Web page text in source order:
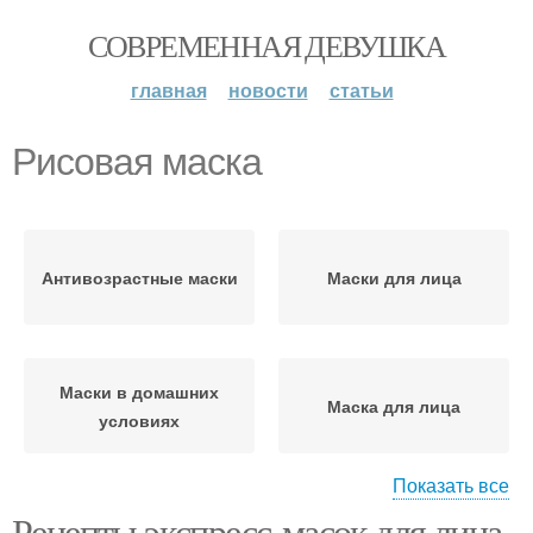
СОВРЕМЕННАЯ ДЕВУШКА
главная новости статьи
Рисовая маска
Антивозрастные маски Маски для лица
Маски в домашних
условиях
Маска для лица
Показать все